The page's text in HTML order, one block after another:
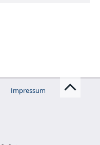
Impressum